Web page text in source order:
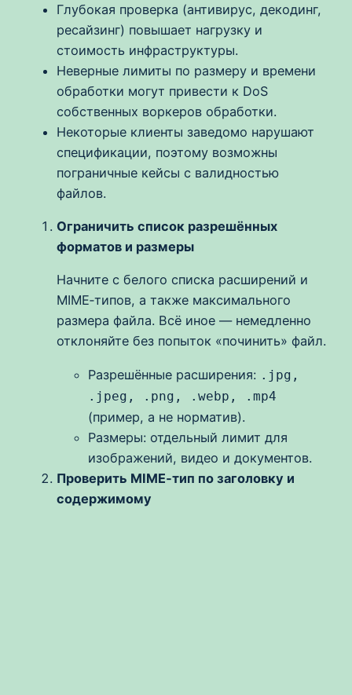
Глубокая проверка (антивирус, декодинг,
ресайзинг) повышает нагрузку и
стоимость инфраструктуры.
Неверные лимиты по размеру и времени
обработки могут привести к DoS
собственных воркеров обработки.
Некоторые клиенты заведомо нарушают
спецификации, поэтому возможны
пограничные кейсы с валидностью
файлов.
Ограничить список разрешённых
форматов и размеры
Начните с белого списка расширений и
MIME‑типов, а также максимального
размера файла. Всё иное — немедленно
отклоняйте без попыток «починить» файл.
Разрешённые расширения: .jpg,
.jpeg, .png, .webp, .mp4
(пример, а не норматив).
Размеры: отдельный лимит для
изображений, видео и документов.
Проверить MIME‑тип по заголовку и
содержимому